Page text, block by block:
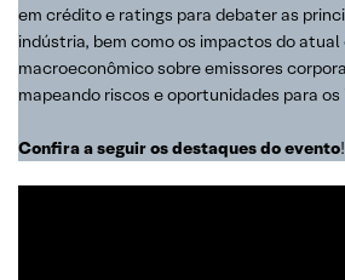
em crédito e ratings para debater as
indústria, bem como os impactos do atual
macroeconômico sobre emissores
mapeando riscos e oportunidades para
Confira a seguir os destaques do evento!